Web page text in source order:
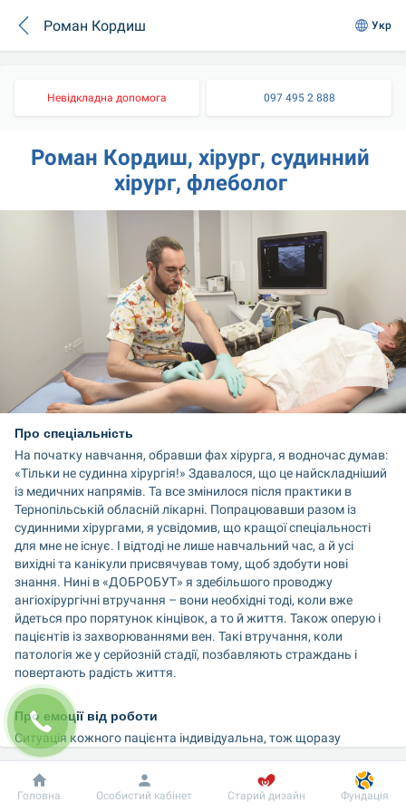
Роман Кордиш Укр
Невідкладна допомога 097 495 2 888
Роман Кордиш, хірург, судинний
хірург, флеболог
Про спеціальність
На початку навчання, обравши фах хірурга, я водночас думав:
«Тільки не судинна хірургія!» Здавалося, що це найскладніший
із медичних напрямів. Та все змінилося після практики в
Тернопільській обласній лікарні. Попрацювавши разом із
судинними хірургами, я усвідомив, що кращої спеціальності
для мне не існує. І відтоді не лише навчальний час, а й усі
вихідні та канікули присвячував тому, щоб здобути нові
знання. Нині в «ДОБРОБУТ» я здебільшого проводжу
ангіохірургічні втручання – вони необхідні тоді, коли вже
йдеться про порятунок кінцівок, а то й життя. Також оперую і
пацієнтів із захворюваннями вен. Такі втручання, коли
патологія же у серйозній стадії, позбавляють страждань і
повертають радість життя.
Про емоції від роботи
Ситуація кожного пацієнта індивідуальна, тож щоразу
потрібно розробити свій план обстеження, лікування,
реабілітації. Розв’язання таких маленьких загадок захопливе!
Та найбільше задоволення дарує можливість бачити
Добробут Інформація Пацієнту
Головна Особистий кабінет Старий дизайн Фундація